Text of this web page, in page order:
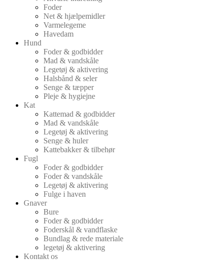
Foder
Net & hjælpemidler
Varmelegeme
Havedam
Hund
Foder & godbidder
Mad & vandskåle
Legetøj & aktivering
Halsbånd & seler
Senge & tæpper
Pleje & hygiejne
Kat
Kattemad & godbidder
Mad & vandskåle
Legetøj & aktivering
Senge & huler
Kattebakker & tilbehør
Fugl
Foder & godbidder
Foder & vandskåle
Legetøj & aktivering
Fulge i haven
Gnaver
Bure
Foder & godbidder
Foderskål & vandflaske
Bundlag & rede materiale
legetøj & aktivering
Kontakt os